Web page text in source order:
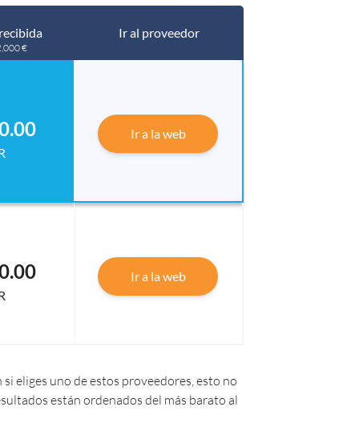
€
Ir al proveedor
Ir a la web
Ir a la web
eliges uno de estos proveedores, esto no
están ordenados del más barato al